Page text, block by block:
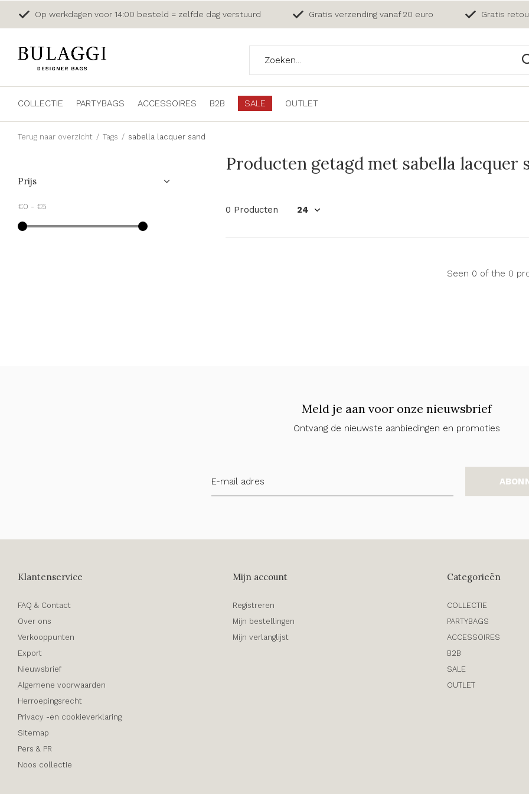
COLLECTIE PARTYBAGS ACCESSOIRES B2B SALE OUTLET
Op werkdagen voor 14:00 besteld = zelfde dag verstuurd Gratis verzending vanaf 20 euro Gratis
Terug naar overzicht Tags sabella lacquer sand
Producten getagd met sabella lacquer
0 Producten
Seen 0 of the 0
Prijs
€0 - €5
Meld je aan voor onze nieuwsbrief
Ontvang de nieuwste aanbiedingen en promoties
Klantenservice
FAQ & Contact
Over ons
Verkooppunten
Export
Nieuwsbrief
Algemene voorwaarden
Herroepingsrecht
Privacy -en cookieverklaring
Sitemap
Pers & PR
Noos collectie
Mijn account
Registreren
Mijn bestellingen
Mijn verlanglijst
Categorieën
COLLECTIE
PARTYBAGS
ACCESSOIRES
B2B
SALE
OUTLET